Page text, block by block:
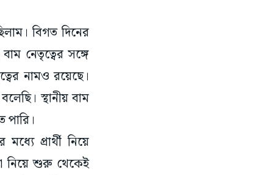
বিগত দিনের
নেতৃত্বের সঙ্গে
নামও রয়েছে।
স্থানীয় বাম
পারি।
প্রার্থী নিয়ে
নিয়ে শুরু থেকেই